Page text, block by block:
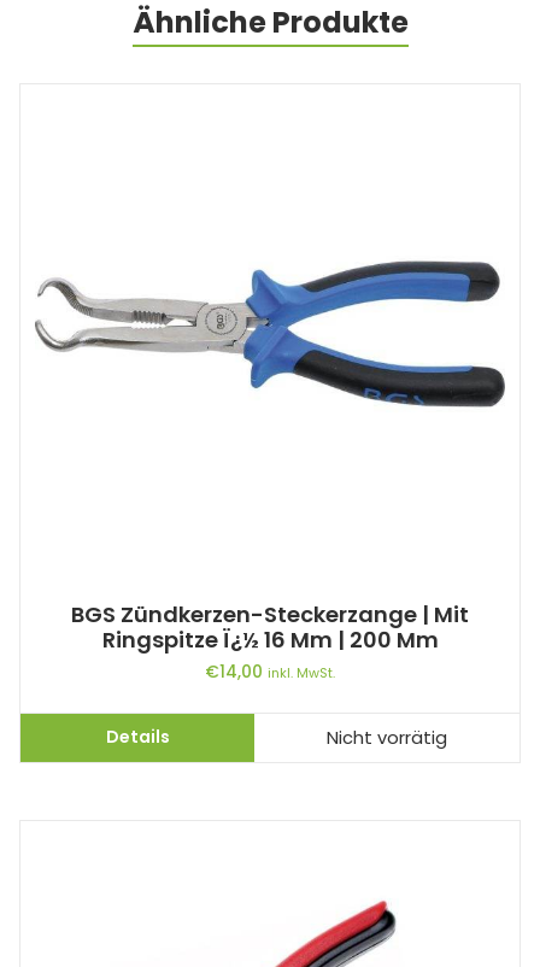
Ähnliche Produkte
BGS Zündkerzen-Steckerzange | Mit
Ringspitze Ï¿½ 16 Mm | 200 Mm
€14,00 inkl. MwSt.
Details Nicht vorrätig